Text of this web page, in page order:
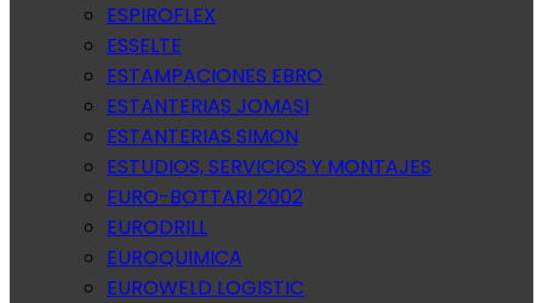
ESPIROFLEX
ESSELTE
ESTAMPACIONES EBRO
ESTANTERIAS JOMASI
ESTANTERIAS SIMON
ESTUDIOS, SERVICIOS Y MONTAJES
EURO-BOTTARI 2002
EURODRILL
EUROQUIMICA
EUROWELD LOGISTIC